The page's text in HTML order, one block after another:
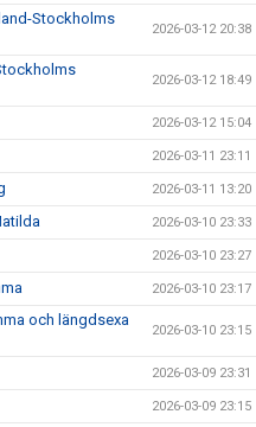
Stockholms
2026-03-12 20:38
2026-03-12 18:49
2026-03-12 15:04
2026-03-11 23:11
2026-03-11 13:20
2026-03-10 23:33
2026-03-10 23:27
2026-03-10 23:17
och längdsexa
2026-03-10 23:15
2026-03-09 23:31
2026-03-09 23:15